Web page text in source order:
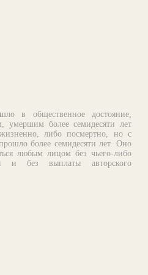
в общественное достояние,
умершим более семидесяти лет
либо посмертно, но с
более семидесяти лет. Оно
любым лицом без чьего-либо
и без выплаты авторского